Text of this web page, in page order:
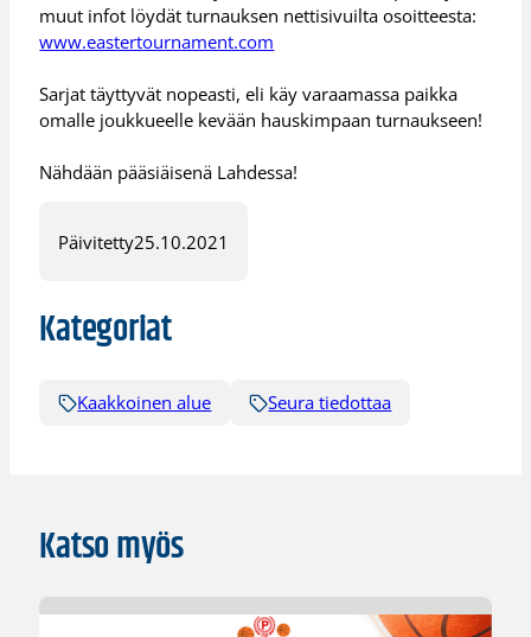
muut infot löydät turnauksen nettisivuilta osoitteesta:
www.eastertournament.com
Sarjat täyttyvät nopeasti, eli käy varaamassa paikka
omalle joukkueelle kevään hauskimpaan turnaukseen!
Nähdään pääsiäisenä Lahdessa!
Päivitetty25.10.2021
Kategoriat
Kaakkoinen alue Seura tiedottaa
Katso myös